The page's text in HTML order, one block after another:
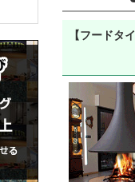
【フードタ